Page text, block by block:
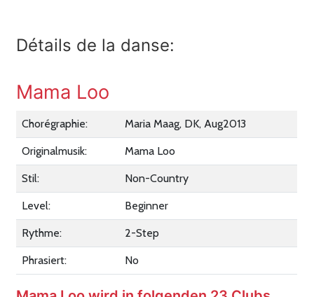
Détails de la danse:
Mama Loo
Chorégraphie: Maria Maag, DK, Aug2013
Originalmusik: Mama Loo
Stil: Non-Country
Level: Beginner
Rythme: 2-Step
Phrasiert: No